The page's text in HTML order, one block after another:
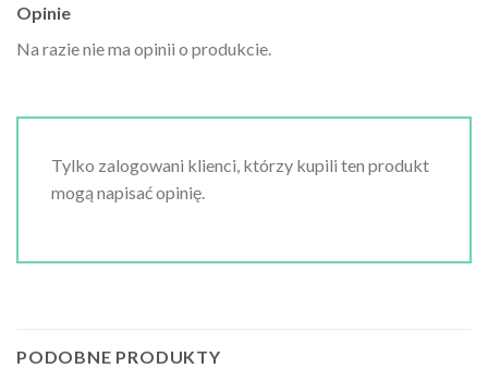
Opinie
Na razie nie ma opinii o produkcie.
Tylko zalogowani klienci, którzy kupili ten produkt
mogą napisać opinię.
PODOBNE PRODUKTY